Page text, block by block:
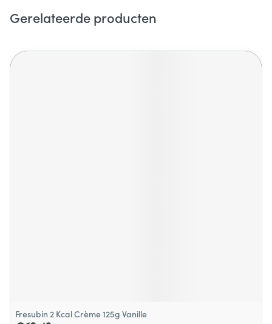
Gerelateerde producten
Fresubin 2 Kcal Crème 125g Vanille